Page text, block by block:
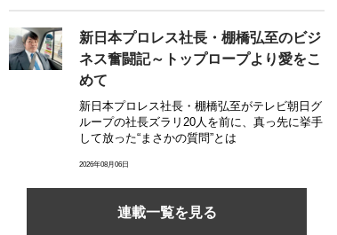
新日本プロレス社長・棚橋弘至のビジ
ネス奮闘記～トップロープより愛をこ
めて
新日本プロレス社長・棚橋弘至がテレビ朝日グ
ループの社長ズラリ20人を前に、真っ先に挙手
して放った“まさかの質問”とは
2026年08月06日
連載一覧を見る